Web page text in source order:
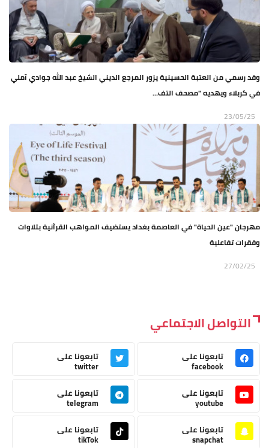
وفد رسمي من العتبة الحسينية يزور المرجع الديني الشيخ عبد الله جوادي آملي
في كربلاء ويهديه "مصحف التف...
23/05/25
مهرجان "عين الحياة" في العاصمة بغداد يستضيف المواهب القرآنية بتلاوات
وفقرات تفاعلية
27/02/25
التواصل الاجتماعي
تابعونا على
facebook
تابعونا على
twitter
تابعونا على
youtube
تابعونا على
telegram
تابعونا على
snapchat
تابعونا على
tikTok